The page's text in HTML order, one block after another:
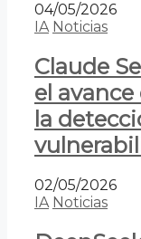
04/05/2026
IA Noticias
Claude
el
la
02/05/2026
IA Noticias